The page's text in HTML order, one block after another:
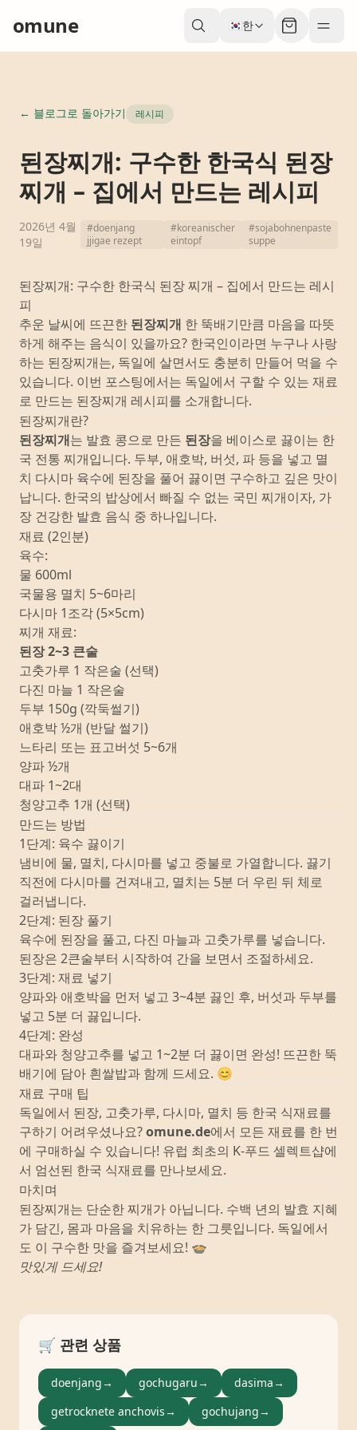
omune 🇰🇷한
← 블로그로 돌아가기 레시피
된장찌개: 구수한 한국식 된장
찌개 – 집에서 만드는 레시피
2026년 4월
19일
#doenjang
jjigae rezept
#koreanischer
eintopf
#sojabohnenpaste
suppe
된장찌개: 구수한 한국식 된장 찌개 – 집에서 만드는 레시
피
추운 날씨에 뜨끈한 된장찌개 한 뚝배기만큼 마음을 따뜻
하게 해주는 음식이 있을까요? 한국인이라면 누구나 사랑
하는 된장찌개는, 독일에 살면서도 충분히 만들어 먹을 수
있습니다. 이번 포스팅에서는 독일에서 구할 수 있는 재료
로 만드는 된장찌개 레시피를 소개합니다.
된장찌개란?
된장찌개는 발효 콩으로 만든 된장을 베이스로 끓이는 한
국 전통 찌개입니다. 두부, 애호박, 버섯, 파 등을 넣고 멸
치 다시마 육수에 된장을 풀어 끓이면 구수하고 깊은 맛이
납니다. 한국의 밥상에서 빠질 수 없는 국민 찌개이자, 가
장 건강한 발효 음식 중 하나입니다.
재료 (2인분)
육수:
물 600ml
국물용 멸치 5~6마리
다시마 1조각 (5×5cm)
찌개 재료:
된장 2~3 큰술
고춧가루 1 작은술 (선택)
다진 마늘 1 작은술
두부 150g (깍둑썰기)
애호박 ½개 (반달 썰기)
느타리 또는 표고버섯 5~6개
양파 ½개
대파 1~2대
청양고추 1개 (선택)
만드는 방법
1단계: 육수 끓이기
냄비에 물, 멸치, 다시마를 넣고 중불로 가열합니다. 끓기
직전에 다시마를 건져내고, 멸치는 5분 더 우린 뒤 체로
걸러냅니다.
2단계: 된장 풀기
육수에 된장을 풀고, 다진 마늘과 고춧가루를 넣습니다.
된장은 2큰술부터 시작하여 간을 보면서 조절하세요.
3단계: 재료 넣기
양파와 애호박을 먼저 넣고 3~4분 끓인 후, 버섯과 두부를
넣고 5분 더 끓입니다.
4단계: 완성
대파와 청양고추를 넣고 1~2분 더 끓이면 완성! 뜨끈한 뚝
배기에 담아 흰쌀밥과 함께 드세요. 😊
재료 구매 팁
독일에서 된장, 고춧가루, 다시마, 멸치 등 한국 식재료를
구하기 어려우셨나요?omune.de에서 모든 재료를 한 번
에 구매하실 수 있습니다! 유럽 최초의 K-푸드 셀렉트샵에
서 엄선된 한국 식재료를 만나보세요.
마치며
된장찌개는 단순한 찌개가 아닙니다. 수백 년의 발효 지혜
가 담긴, 몸과 마음을 치유하는 한 그릇입니다. 독일에서
도 이 구수한 맛을 즐겨보세요! 🍲
맛있게 드세요!
🛒 관련 상품
doenjang→ gochugaru→ dasima→
getrocknete anchovis→ gochujang→